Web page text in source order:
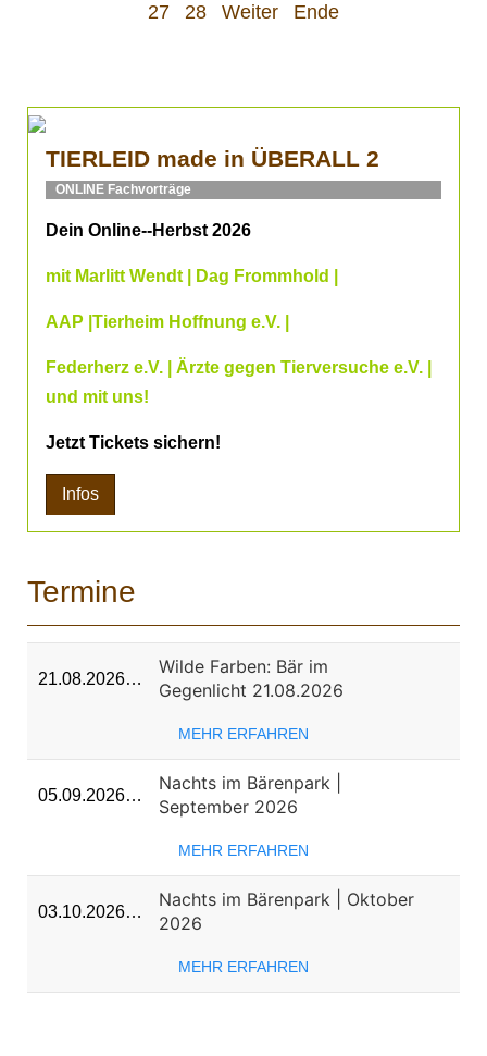
27
28 Weiter Ende
TIERLEID made in ÜBERALL 2
ONLINE Fachvorträge
Dein Online--Herbst 2026
mit Marlitt Wendt | Dag Frommhold |
AAP |Tierheim Hoffnung e.V. |
Federherz e.V. | Ärzte gegen Tierversuche e.V. |
und mit uns!
Jetzt Tickets sichern!
Infos
Termine
21.08.2026…
Wilde Farben: Bär im
Gegenlicht 21.08.2026
MEHR ERFAHREN
05.09.2026…
Nachts im Bärenpark |
September 2026
MEHR ERFAHREN
03.10.2026…
Nachts im Bärenpark | Oktober
2026
MEHR ERFAHREN